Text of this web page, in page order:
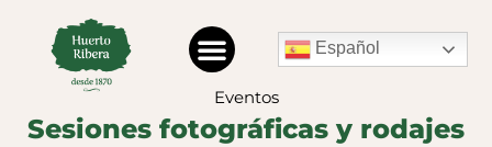
Español
Eventos
Sesiones fotográficas y rodajes